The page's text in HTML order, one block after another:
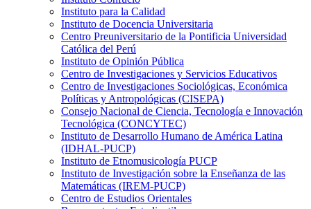
Instituto para la Calidad
Instituto de Docencia Universitaria
Centro Preuniversitario de la Pontificia Universidad
Católica del Perú
Instituto de Opinión Pública
Centro de Investigaciones y Servicios Educativos
Centro de Investigaciones Sociológicas, Económica
Políticas y Antropológicas (CISEPA)
Consejo Nacional de Ciencia, Tecnología e Innovación
Tecnológica (CONCYTEC)
Instituto de Desarrollo Humano de América Latina
(IDHAL-PUCP)
Instituto de Etnomusicología PUCP
Instituto de Investigación sobre la Enseñanza de las
Matemáticas (IREM-PUCP)
Centro de Estudios Orientales